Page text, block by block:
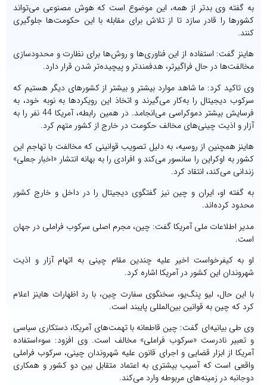
به گفته وی بدتر از همه، این موضوع است که هوش مصنوعی می‌تواند
کشورها را قادر سازد تا از تلاش برای مقابله با این حکومت‌ها جلوگیری
کنند.
هاینز گفت: استفاده از این فناوری‌ها و روش‌ها برای نظارت و محدودسازی
مخالفت‌ها در حال فراگیرتر، هدفمندتر و پیچیده‌تر شدن قرار دارد.
وی تاکید کرد: ما شاهد موارد بیشتر و بیشتر از کشورهای دیگر هستیم که
سرکوب دیجیتال را به‌کار می‌گیرند و اتخاذ این رویکردها به نوبه خود، به
فرسایش بیشتر دموکراسی می‌انجامد. در همین رابطه، آمریکا 44 نفر را به
آزار و اذیت چینی‌های مخالف حکومت در خارج از کشور متهم کرد.
هاینز همچنین از روسیه، به دلیل تصویب قوانینی که مخالفت با تهاجم این
کشور به اوکراین را سانسور می‌کند و افرادی را به بهانه انتشار «اخبار جعلی»
زندانی می‌کند، انتقاد کرد.
به گفته او، ایران و چین نیز گفتگوی دیجیتال را در داخل و خارج کشور
محدود کرده‌اند.
مدیر اطلاعات ملی آمریکا گفت: چین، مجرم اصلی سرکوب فراملی در جهان
است.
او به کیفرخواست اخیر علیه چندین مقام چینی به اتهام آزار و اذیت
شهروندان این کشور در آمریکا اشاره کرد.
با این حال، لیو پنگ‌یو، سخنگوی سفارت چین، با رد اظهارات هاینز اعلام
کرد که چین به قوانین بین‌المللی پایبند است.
وی طی بیانیه‌ای گفت: چین قاطعانه با تهمت‌های آمریکا، دستکاری سیاسی
و تعبیر نادرست «سرکوب فراملی» مخالف است. وی افزود: سوءاستفاده
آمریکا از ابزار قضایی و اجرای قانون علیه شهروندان چینی، سرکوب فراملی
واقعی است که آسیب بیشتری به اعتماد متقابل بین دو کشور و همکاری
دوجانبه در زمینه‌های مربوطه وارد می‌کند.